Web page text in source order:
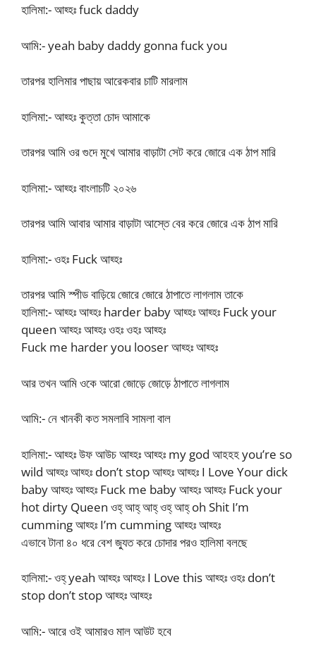
হালিমা:- আহ্হঃ fuck daddy
আমি:- yeah baby daddy gonna fuck you
তারপর হালিমার পাছায় আরেকবার চাটি মারলাম
হালিমা:- আহ্হঃ কুত্তা চোদ আমাকে
তারপর আমি ওর গুদে মুখে আমার বাড়াটা সেট করে জোরে এক ঠাপ মারি
হালিমা:- আহ্হঃ বাংলাচটি ২০২৬
তারপর আমি আবার আমার বাড়াটা আস্তে বের করে জোরে এক ঠাপ মারি
হালিমা:- ওহঃ Fuck আহ্হঃ
তারপর আমি স্পীড বাড়িয়ে জোরে জোরে ঠাপাতে লাগলাম তাকে
হালিমা:- আহ্হঃ আহ্হঃ harder baby আহ্হঃ আহ্হঃ Fuck your
queen আহ্হঃ আহ্হঃ ওহঃ ওহঃ আহ্হঃ
Fuck me harder you looser আহ্হঃ আহ্হঃ
আর তখন আমি ওকে আরো জোড়ে জোড়ে ঠাপাতে লাগলাম
আমি:- নে খানকী কত সমলাবি সামলা বাল
হালিমা:- আহ্হঃ উফ আউচ আহ্হঃ আহ্হঃ my god আহহহ you’re so
wild আহ্হঃ আহ্হঃ don’t stop আহ্হঃ আহ্হঃ I Love Your dick
baby আহ্হঃ আহ্হঃ Fuck me baby আহ্হঃ আহ্হঃ Fuck your
hot dirty Queen ওহ্ আহ্ আহ্ ওহ্ আহ্ oh Shit I’m
cumming আহ্হঃ I’m cumming আহ্হঃ আহ্হঃ
এভাবে টানা ৪০ ধরে বেশ জ্যুত করে চোদার পরও হালিমা বলছে
হালিমা:- ওহ্ yeah আহ্হঃ আহ্হঃ I Love this আহ্হঃ ওহঃ don’t
stop don’t stop আহ্হঃ আহ্হঃ
আমি:- আরে ওই আমারও মাল আউট হবে